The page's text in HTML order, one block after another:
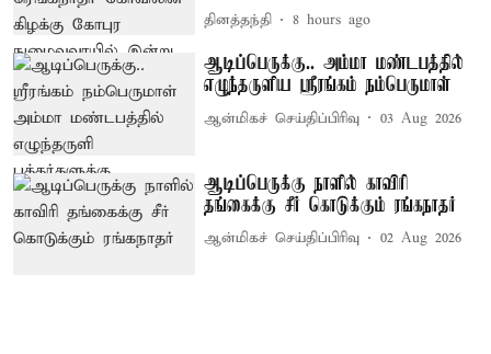
தினத்தந்தி 8 hours ago
ஆடிப்பெருக்கு.. அம்மா மண்டபத்தில்
எழுந்தருளிய ஸ்ரீரங்கம் நம்பெருமாள்
ஆன்மிகச் செய்திப்பிரிவு 03 Aug 2026
ஆடிப்பெருக்கு நாளில் காவிரி
தங்கைக்கு சீர் கொடுக்கும் ரங்கநாதர்
ஆன்மிகச் செய்திப்பிரிவு 02 Aug 2026